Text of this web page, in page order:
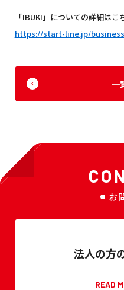
「IBUKI」についての詳細はこ
https://start-line.jp/
一
お
法人の方
READ